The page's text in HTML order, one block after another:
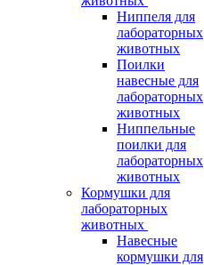
Ниппеля для
лабораторных
животных
Поилки
навесные для
лабораторных
животных
Ниппельные
поилки для
лабораторных
животных
Кормушки для
лабораторных
животных
Навесные
кормушки для